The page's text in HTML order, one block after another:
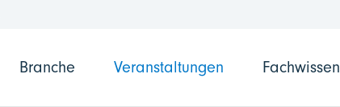
Branche Veranstaltungen Fachwissen